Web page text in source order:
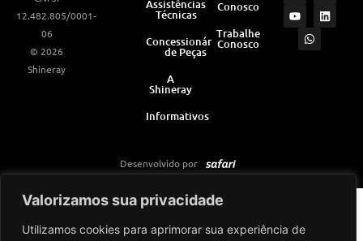
Valorizamos sua privacidade
Utilizamos cookies para aprimorar sua experiência de
12.482.805/0001-
06
© 2026
Shineray
Assistências
Técnicas
Concessionárias
de Peças
A
Shineray
Informativos
Conosco
Trabalhe
Conosco
s
t
a
c
e
u
t
u
n
k
a
s
a
Desenvolvido por